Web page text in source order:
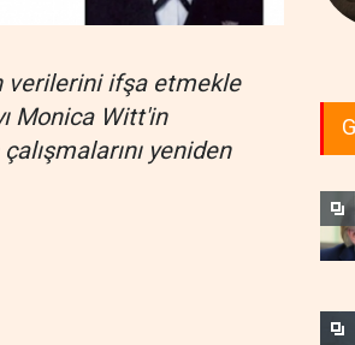
verilerini ifşa etmekle
Monica Witt'in
yeniden